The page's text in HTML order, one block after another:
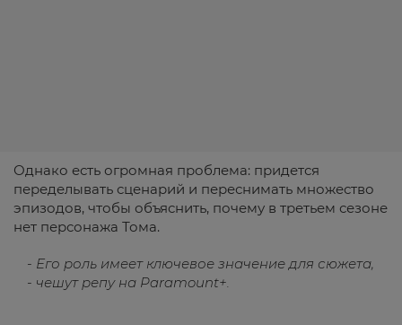
Однако есть огромная проблема: придется
переделывать сценарий и переснимать множество
эпизодов, чтобы объяснить, почему в третьем сезоне
нет персонажа Тома.
- Его роль имеет ключевое значение для сюжета,
- чешут репу на Paramount+.